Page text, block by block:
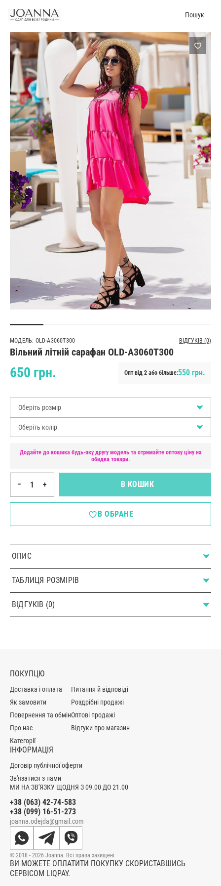
Пошук
МОДЕЛЬ: OLD-A3060T300 ВІДГУКІВ (0)
Вільний літній сарафан OLD-A3060T300
650 грн. Опт від 2 або більше:550 грн.
Оберіть розмір
Оберіть колір
Додайте до кошика будь-яку другу модель та отримайте оптову ціну на
обидва товари.
− + В КОШИК
В ОБРАНЕ
ОПИС
ТАБЛИЦЯ РОЗМІРІВ
ВІДГУКІВ (0)
МИ НА ЗВ'ЯЗКУ ЩОДНЯ З 09.00 ДО 21.00
+38 (063) 42-74-583
+38 (099) 16-51-273
joanna.odejda@gmail.com
ПОКУПЦЮ
Доставка і оплата
Як замовити
Повернення та обмін
Про нас
Категорії
Питання й відповіді
Роздрібні продажі
Оптові продажі
Відгуки про магазин
ІНФОРМАЦІЯ
Договір публічної оферти
Зв'язатися з нами
ВИ МОЖЕТЕ ОПЛАТИТИ ПОКУПКУ СКОРИСТАВШИСЬ
СЕРВІСОМ LIQPAY.
© 2018 - 2026 Joanna. Всі права захищені